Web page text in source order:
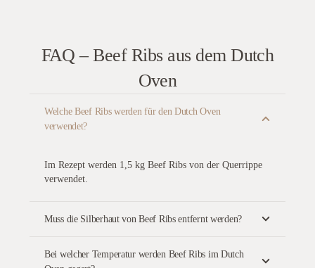
FAQ – Beef Ribs aus dem Dutch
Oven
Welche Beef Ribs werden für den Dutch Oven
verwendet?
Im Rezept werden 1,5 kg Beef Ribs von der Querrippe
verwendet.
Muss die Silberhaut von Beef Ribs entfernt werden?
Bei welcher Temperatur werden Beef Ribs im Dutch